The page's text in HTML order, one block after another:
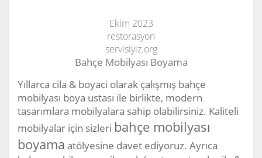
Ekim 2023
restorasyon
servisiyiz.org
Bahçe Mobilyası Boyama
Yıllarca cila & boyaci olarak çalışmış bahçe
mobilyası boya ustası ile birlikte, modern
tasarımlara mobilyalara sahip olabilirsiniz. Kaliteli
mobilyalar için sizleri bahçe mobilyası
boyama atölyesine davet ediyoruz. Ayrıca